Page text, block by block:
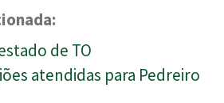
de TO
atendidas para Pedreiro